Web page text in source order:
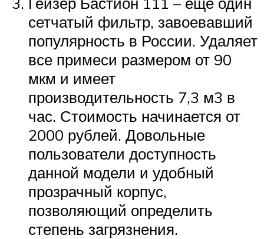
сетчатый фильтр, завоевавший
популярность в России. Удаляет
все примеси размером от 90
мкм и имеет
производительность 7,3 м3 в
час. Стоимость начинается от
2000 рублей. Довольные
пользователи доступность
данной модели и удобный
прозрачный корпус,
позволяющий определить
степень загрязнения.